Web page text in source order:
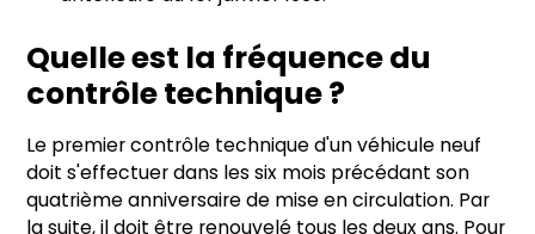
Quelle est la fréquence du
contrôle technique ?
Le premier contrôle technique d'un véhicule neuf
doit s'effectuer dans les six mois précédant son
quatrième anniversaire de mise en circulation. Par
la suite, il doit être renouvelé tous les deux ans. Pour